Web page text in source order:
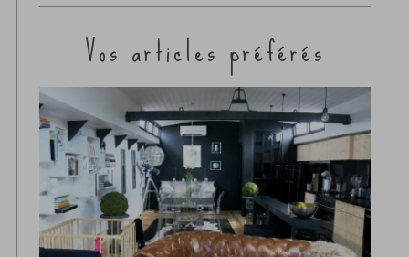
Vos articles préférés